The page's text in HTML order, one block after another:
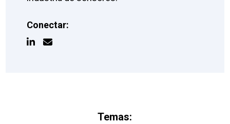
Conectar:
Temas: